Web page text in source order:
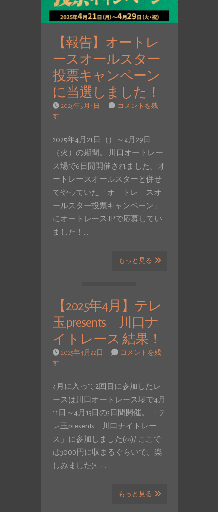
【報告】オートレ
ースオールスター
投票キャンペーン
に当選しました！
2025年5月4日
コメントを残
す
2025年4月21日（）～4月29日
（火）の期間。 川口オートレー
ス場で6日間開催されました。オ
ートレースオールスターと併せ
てやっていた「オートレースオ
ールスター投票キャンペーン」
にオートレース.JPで応募してい
ました！…
もっと見る
【2025年4月】テレ
玉presents 川口ナ
イトレース 結果！
2025年4月22日
コメントを残
す
4月に入って2回目に参加したレ
ースは川口オートレース場で4月
11日～4月13日の3日間開催。 「テ
レ玉presents 川口ナイトレー
ス」に参加しました(^^)/ ここで
は3000円に収まるぐらいで、楽
しみました(^_-…
もっと見る